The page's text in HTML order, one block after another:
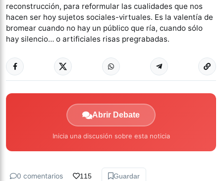
reconstrucción, para reformular las cualidades que nos
hacen ser hoy sujetos sociales-virtuales. Es la valentía de
bromear cuando no hay un público que ría, cuando sólo
hay silencio… o artificiales risas pregrabadas.
Abrir Debate
Inicia una discusión sobre esta noticia
0 comentarios 115 Guardar